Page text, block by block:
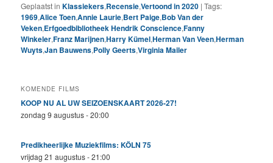
Geplaatst in Klassiekers,Recensie,Vertoond in 2020 |Tags:
1969,Alice Toen,Annie Laurie,Bert Paige,Bob Van der
Veken,Erfgoedbibliotheek Hendrik Conscience,Fanny
Winkeler,Franz Marijnen,Harry Kümel,Herman Van Veen,Herman
Wuyts,Jan Bauwens,Polly Geerts,Virginia Mailer
KOMENDE FILMS
KOOP NU AL UW SEIZOENSKAART 2026-27!
zondag 9 augustus - 20:00
Predikheerlijke Muziekfilms: KÖLN 75
vrijdag 21 augustus - 21:00